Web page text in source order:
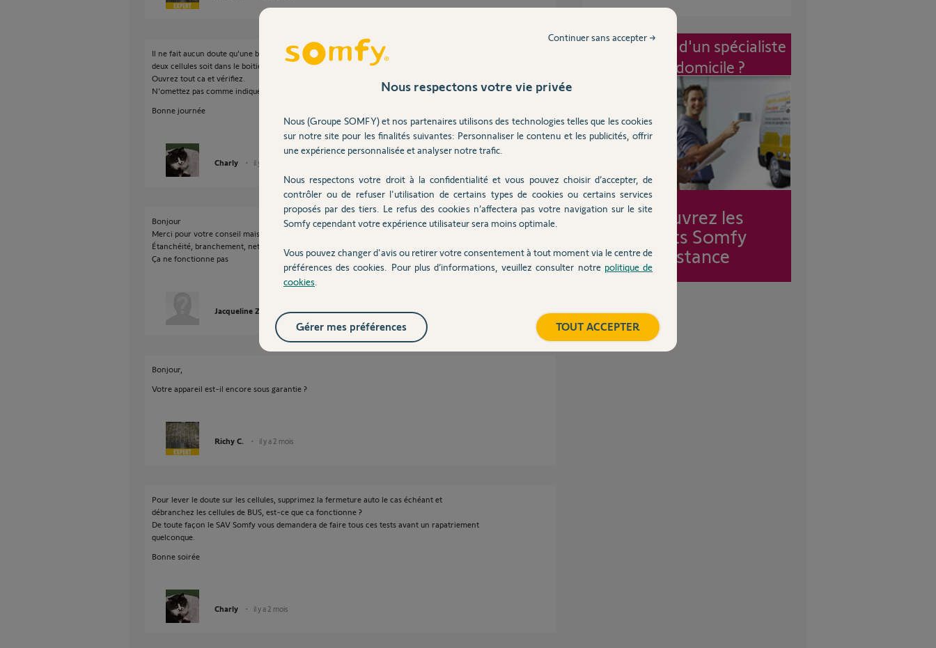
Il ne fait aucun doute qu'une bestiole est la cause de vos problèmes, soit dans une ou les
deux cellules soit dans le boitier électronique.
Ouvrez tout ca et vérifiez.
N'omettez pas comme indiqué dans la notice de tout étancher au silicone.
Bonne journée
Charly il y a 2 mois
Bonjour
Merci pour votre conseil mais tout à été vérifié
Étanchéité, branchement, nettoyage
Ça ne fonctionne pas
Jacqueline Z. il y a 2 mois
Bonjour,
Votre appareil est-il encore sous garantie ?
Richy C. il y a 2 mois
Pour lever le doute sur les cellules, supprimez la fermeture auto le cas échéant et
débranchez les cellules de BUS, est-ce que ca fonctionne ?
De toute façon le SAV Somfy vous demandera de faire tous ces tests avant un rapatriement
quelconque.
Bonne soirée
Charly il y a 2 mois
Intervention d'un spécialiste
à mon domicile ?
Découvrez les
forfaits Somfy
Assistance
Nous respectons votre vie privée
Nous (Groupe SOMFY) et nos partenaires utilisons des technologies telles que les cookies
sur notre site pour les finalités suivantes: Personnaliser le contenu et les publicités, offrir
une expérience personnalisée et analyser notre trafic.
Nous respectons votre droit à la confidentialité et vous pouvez choisir d’accepter, de
contrôler ou de refuser l'utilisation de certains types de cookies ou certains services
proposés par des tiers. Le refus des cookies n’affectera pas votre navigation sur le site
Somfy cependant votre expérience utilisateur sera moins optimale.
Vous pouvez changer d'avis ou retirer votre consentement à tout moment via le centre de
préférences des cookies. Pour plus d’informations, veuillez consulter notre politique de
cookies
Continuer sans accepter →
TOUT ACCEPTER
Gérer mes préférences